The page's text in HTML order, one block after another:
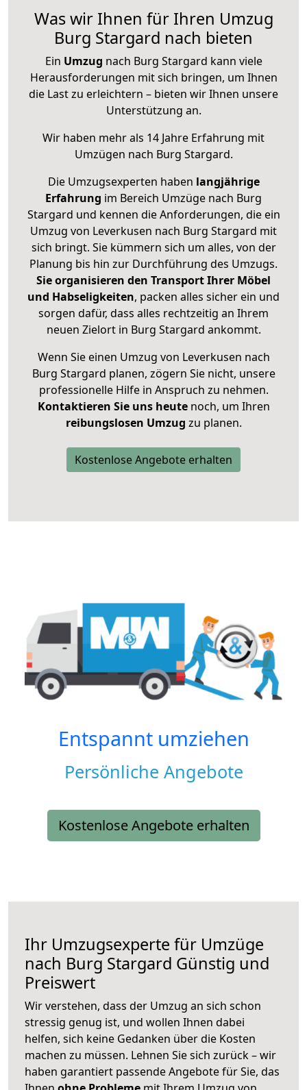
Was wir Ihnen für Ihren Umzug
Burg Stargard nach bieten
Ein Umzug nach Burg Stargard kann viele
Herausforderungen mit sich bringen, um Ihnen
die Last zu erleichtern – bieten wir Ihnen unsere
Unterstützung an.
Wir haben mehr als 14 Jahre Erfahrung mit
Umzügen nach Burg Stargard.
Die Umzugsexperten haben langjährige
Erfahrung im Bereich Umzüge nach Burg
Stargard und kennen die Anforderungen, die ein
Umzug von Leverkusen nach Burg Stargard mit
sich bringt. Sie kümmern sich um alles, von der
Planung bis hin zur Durchführung des Umzugs.
Sie organisieren den Transport Ihrer Möbel
und Habseligkeiten, packen alles sicher ein und
sorgen dafür, dass alles rechtzeitig an Ihrem
neuen Zielort in Burg Stargard ankommt.
Wenn Sie einen Umzug von Leverkusen nach
Burg Stargard planen, zögern Sie nicht, unsere
professionelle Hilfe in Anspruch zu nehmen.
Kontaktieren Sie uns heutenoch, um Ihren
reibungslosen Umzug zu planen.
Kostenlose Angebote erhalten
Entspannt umziehen
Persönliche Angebote
Kostenlose Angebote erhalten
Ihr Umzugsexperte für Umzüge
nach Burg Stargard Günstig und
Preiswert
Wir verstehen, dass der Umzug an sich schon
stressig genug ist, und wollen Ihnen dabei
helfen, sich keine Gedanken über die Kosten
machen zu müssen. Lehnen Sie sich zurück – wir
haben garantiert passende Angebote für Sie, das